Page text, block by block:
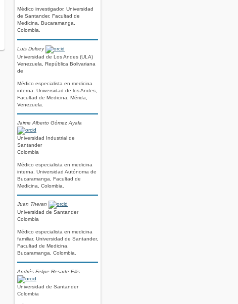
Médico investigador. Universidad
de Santander, Facultad de
Medicina, Bucaramanga,
Colombia.
Luis Dulcey
Universidad de Los Andes (ULA)
Venezuela, República Bolivariana
de
Médico especialista en medicina
interna. Universidad de los Andes,
Facultad de Medicina, Mérida,
Venezuela.
Jaime Alberto Gómez Ayala
Universidad Industrial de
Santander
Colombia
Médico especialista en medicina
interna. Universidad Autónoma de
Bucaramanga, Facultad de
Medicina, Colombia.
Juan Theran
Universidad de Santander
Colombia
Médico especialista en medicina
familiar. Universidad de Santander,
Facultad de Medicina,
Bucaramanga, Colombia.
Andrés Felipe Resarte Ellis
Universidad de Santander
Colombia